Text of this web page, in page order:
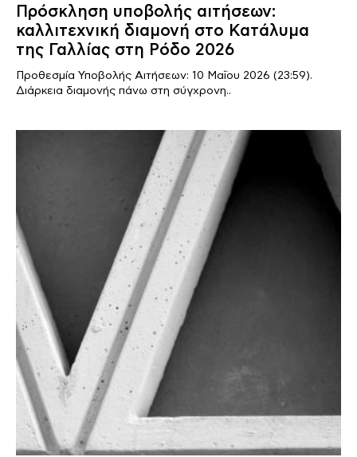
Πρόσκληση υποβολής αιτήσεων:
καλλιτεχνική διαμονή στο Κατάλυμα
της Γαλλίας στη Ρόδο 2026
Προθεσμία Υποβολής Αιτήσεων: 10 Μαΐου 2026 (23:59).
Διάρκεια διαμονής πάνω στη σύγχρονη..